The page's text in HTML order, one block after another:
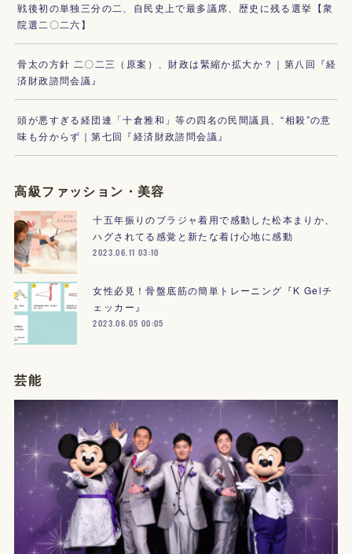
戦後初の単独三分の二、自民史上で最多議席、歴史に残る選挙【衆
院選二〇二六】
骨太の方針 二〇二三（原案）、財政は緊縮か拡大か？｜第八回『経
済財政諮問会議』
頭が悪すぎる経団連「十倉雅和」等の四名の民間議員、“相殺”の意
味も分からず｜第七回『経済財政諮問会議』
高級ファッション・美容
十五年振りのブラジャ着用で感動した松本まりか、
ハグされてる感覚と新たな着け心地に感動
2023.06.11 03:10
女性必見！骨盤底筋の簡単トレーニング『K Gelチ
ェッカー』
2023.06.05 00:05
芸能